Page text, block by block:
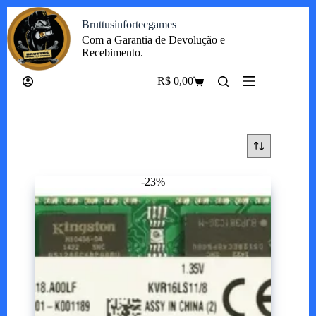
Pular
para
o
conteúdo
Bruttusinfortecgames
Com a Garantia de Devolução e
Recebimento.
Carrinho
R$0,00
-23%